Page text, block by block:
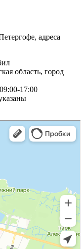
адреса
область, город
17:00